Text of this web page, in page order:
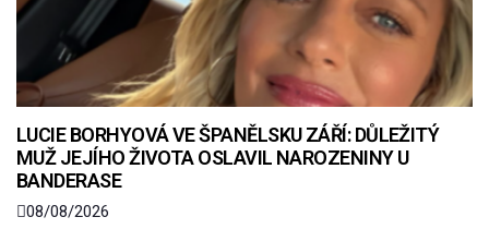
LUCIE BORHYOVÁ VE ŠPANĚLSKU ZÁŘÍ: DŮLEŽITÝ
MUŽ JEJÍHO ŽIVOTA OSLAVIL NAROZENINY U
BANDERASE
08/08/2026